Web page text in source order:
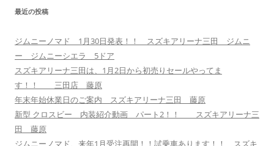
最近の投稿
ジムニーノマド 1月30日発表！！ スズキアリーナ三田 ジムニ
ー ジムニーシエラ 5ドア
スズキアリーナ三田は、1月2日から初売りセールやってま
す！！ 三田店 藤原
年末年始休業日のご案内 スズキアリーナ三田 藤原
新型 クロスビー 内装紹介動画 パート2！！ スズキアリーナ三
田 藤原
ジムニーノマド、来年1月受注再開！！試乗車あります！！ スズキ